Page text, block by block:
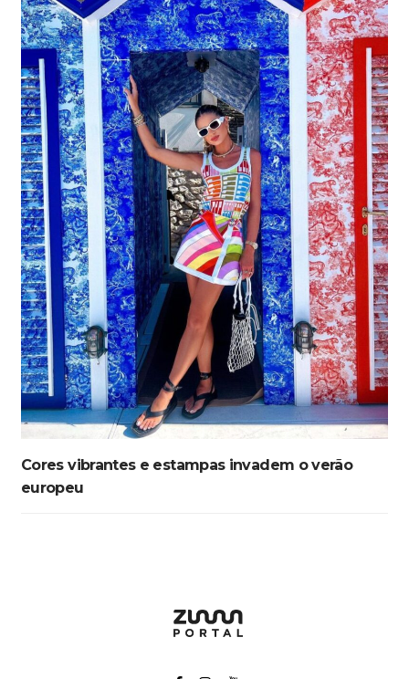
Cores vibrantes e estampas invadem o verão
europeu